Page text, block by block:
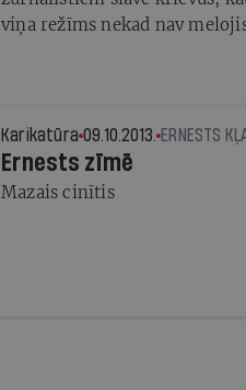
viņa režīms nekad nav
Karikatūra 09.10.2013. ERNESTS
Ernests zīmē
Mazais cinītis